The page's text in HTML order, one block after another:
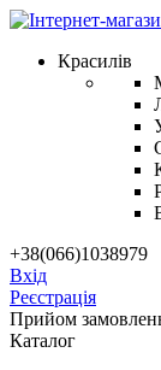
Красилів
+38(066)1038979
Вхід
Реєстрація
Прийом
Каталог